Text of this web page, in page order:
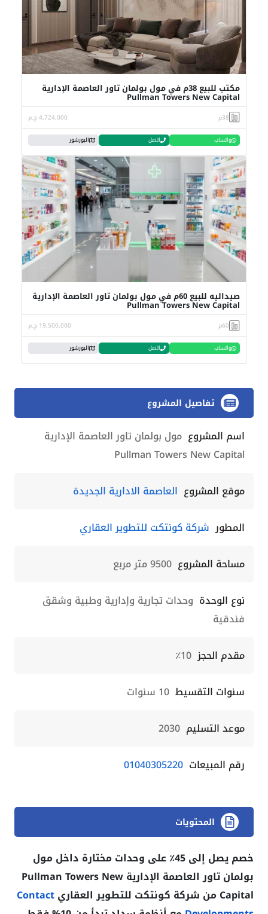
مكتب للبيع 38م في مول بولمان تاور العاصمة الإدارية
Pullman Towers New Capital
38م 4,724,000 ج.م
واتساب اتصل البورشور
صيداليه للبيع 60م في مول بولمان تاور العاصمة الإدارية
Pullman Towers New Capital
60م 19,500,000 ج.م
واتساب اتصل البورشور
تفاصيل المشروع
اسم المشروع مول بولمان تاور العاصمة الإدارية
Pullman Towers New Capital
موقع المشروع العاصمة الادارية الجديدة
المطور شركة كونتكت للتطوير العقاري
مساحة المشروع 9500 متر مربع
نوع الوحدة وحدات تجارية وإدارية وطبية وشقق
فندقية
مقدم الحجز 10٪
سنوات التقسيط 10 سنوات
موعد التسليم 2030
رقم المبيعات 01040305220
المحتويات
خصم يصل إلى 45٪ على وحدات مختارة داخل مول
بولمان تاور العاصمة الإدارية Pullman Towers New
Capital من شركة كونتكت للتطوير العقاري
Contact